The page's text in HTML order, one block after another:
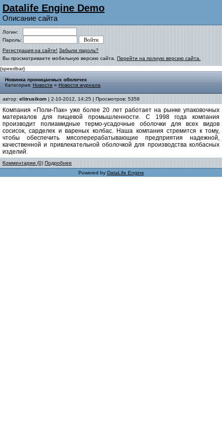
Datalife Engine Demo
Описание сайта
Логин:
Пароль:
Регистрация на сайте! Забыли пароль?
Вы просматриваете мобильную версию сайта. Перейти на полную версию сайта.
{speedbar}
Новинка проницаемых оболочек
Категория: Новости » Новости журнала
автор: elitrusikom | 2-10-2012, 14:25 | Просмотров: 5358
Компания «Поли-Пак» уже более 20 лет работает на рынке упаковочных
материалов для пищевой промышленности. С 1998 года компания
производит полиамидные термо-усадочные оболочки для всех видов
сосисок, сарделек и вареных колбас. Наша компания стремится к тому,
чтобы обеспечить мясоперерабатывающие предприятия надежной,
качественной и привлекательной оболочкой для производства колбасных
изделий.
Комментарии (0) Подробнее
Powered by DataLife Engine